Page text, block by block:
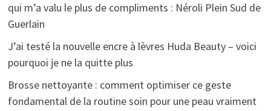
qui m’a valu le plus de compliments : Néroli Plein Sud de
Guerlain
J’ai testé la nouvelle encre à lèvres Huda Beauty – voici
pourquoi je ne la quitte plus
Brosse nettoyante : comment optimiser ce geste
fondamental de la routine soin pour une peau vraiment